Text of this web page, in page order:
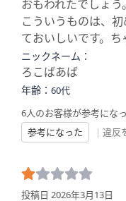
おもわれたでしょう。
こういうものは、
ておいしいです。ち
ニックネーム：
ろこばあば
年齢： 60代
6人のお客様が参考にな
参考になった
| 違反
投稿日 2026年3月13日